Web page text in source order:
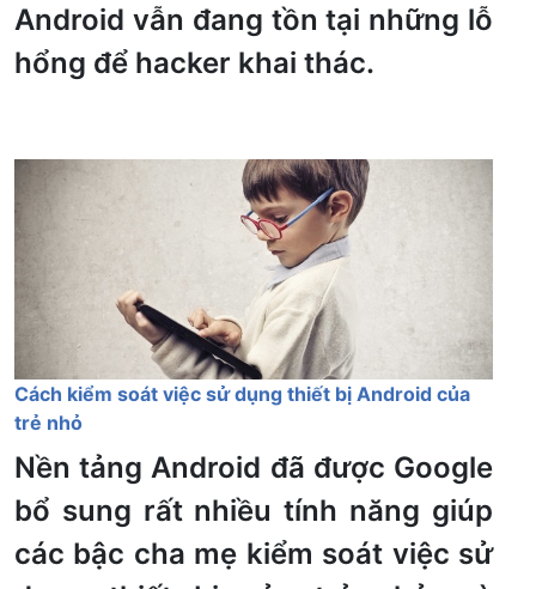
Android vẫn đang tồn tại những lỗ
hổng để hacker khai thác.
Cách kiểm soát việc sử dụng thiết bị Android của
trẻ nhỏ
Nền tảng Android đã được Google
bổ sung rất nhiều tính năng giúp
các bậc cha mẹ kiểm soát việc sử